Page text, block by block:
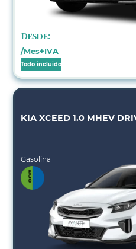
Desde:
/Mes+IVA
Todo incluido
KIA XCEED 1.0 MHEV
Gasolina